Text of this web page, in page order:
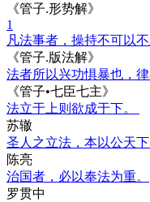
《管子.形势解》
1
凡法事者，操持不可以不
《管子.版法解》
法者所以兴功惧暴也，
《管子•七臣七主》
法立于上则欲成于下。
苏辙
圣人之立法，本以公天下
陈亮
治国者，必以奉法为重。
罗贯中